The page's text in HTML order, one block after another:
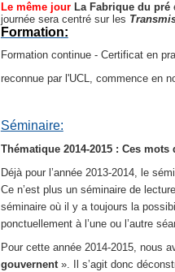
Le même jour La Fabrique du pré
journée sera centré sur les
Formation:
Formation continue - Certificat en
reconnue par l'UCL, commence en
Séminaire:
Thématique 2014-2015 : Ces
Déjà pour l’année 2013-2014, le
Ce n’est plus un séminaire de
séminaire où il y a toujours la
ponctuellement à l’une ou l’autre
Pour cette année 2014-2015, nous
gouvernent ». Il s’agit donc